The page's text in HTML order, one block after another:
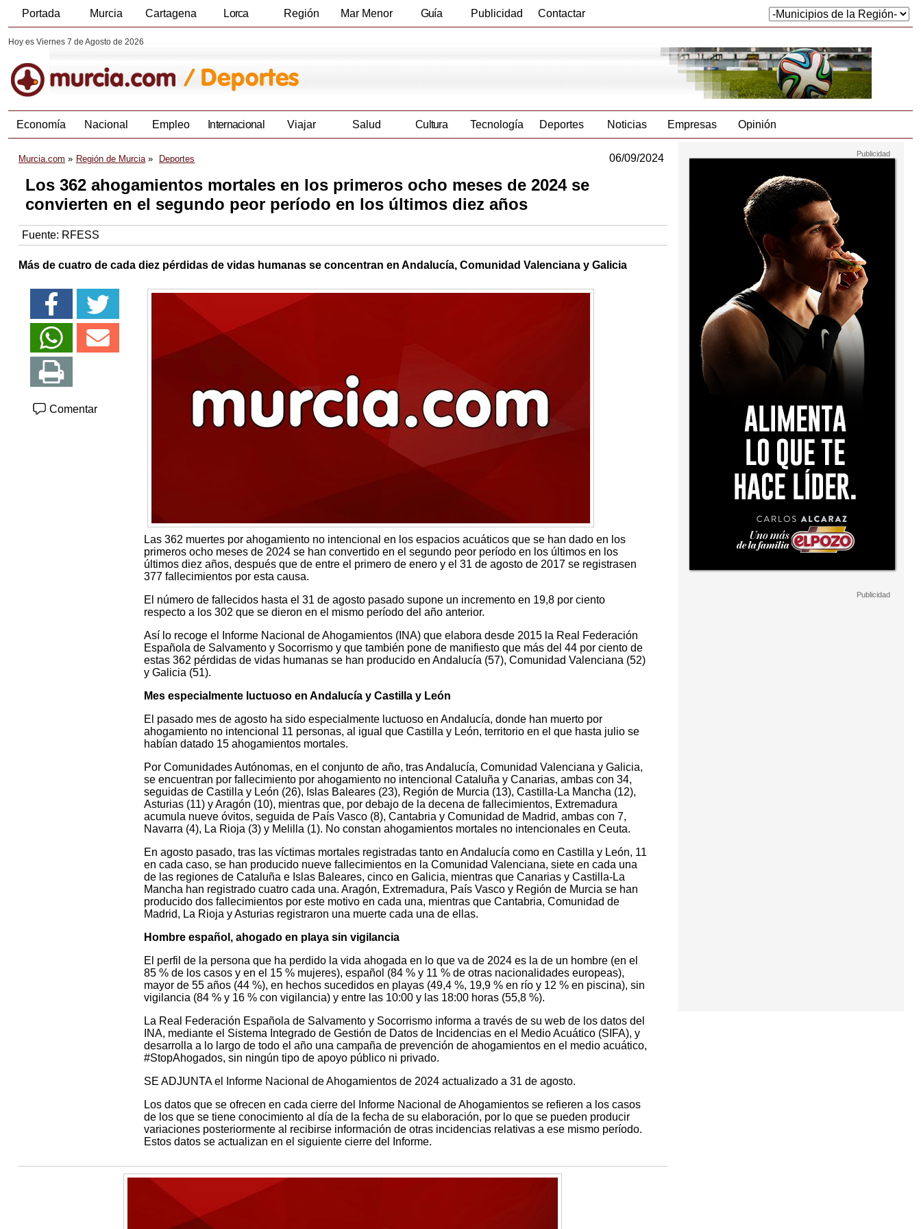
Portada Murcia Cartagena Lorca Región Mar Menor Guía Publicidad Contactar
Hoy es Viernes 7 de Agosto de 2026
Economía Nacional Empleo Internacional Viajar Salud Cultura Tecnología Deportes Noticias Empresas Opinión
Murcia.com Región de Murcia Deportes 06/09/2024
Los 362 ahogamientos mortales en los primeros ocho meses de 2024 se
convierten en el segundo peor período en los últimos diez años
Fuente: RFESS
Más de cuatro de cada diez pérdidas de vidas humanas se concentran en Andalucía, Comunidad Valenciana y Galicia
Comentar
Las 362 muertes por ahogamiento no intencional en los espacios acuáticos que se han dado en los
primeros ocho meses de 2024 se han convertido en el segundo peor período en los últimos en los
últimos diez años, después que de entre el primero de enero y el 31 de agosto de 2017 se registrasen
377 fallecimientos por esta causa.
El número de fallecidos hasta el 31 de agosto pasado supone un incremento en 19,8 por ciento
respecto a los 302 que se dieron en el mismo período del año anterior.
Así lo recoge el Informe Nacional de Ahogamientos (INA) que elabora desde 2015 la Real Federación
Española de Salvamento y Socorrismo y que también pone de manifiesto que más del 44 por ciento de
estas 362 pérdidas de vidas humanas se han producido en Andalucía (57), Comunidad Valenciana (52)
y Galicia (51).
Mes especialmente luctuoso en Andalucía y Castilla y León
El pasado mes de agosto ha sido especialmente luctuoso en Andalucía, donde han muerto por
ahogamiento no intencional 11 personas, al igual que Castilla y León, territorio en el que hasta julio se
habían datado 15 ahogamientos mortales.
Por Comunidades Autónomas, en el conjunto de año, tras Andalucía, Comunidad Valenciana y Galicia,
se encuentran por fallecimiento por ahogamiento no intencional Cataluña y Canarias, ambas con 34,
seguidas de Castilla y León (26), Islas Baleares (23), Región de Murcia (13), Castilla-La Mancha (12),
Asturias (11) y Aragón (10), mientras que, por debajo de la decena de fallecimientos, Extremadura
acumula nueve óvitos, seguida de País Vasco (8), Cantabria y Comunidad de Madrid, ambas con 7,
Navarra (4), La Rioja (3) y Melilla (1). No constan ahogamientos mortales no intencionales en Ceuta.
En agosto pasado, tras las víctimas mortales registradas tanto en Andalucía como en Castilla y León, 11
en cada caso, se han producido nueve fallecimientos en la Comunidad Valenciana, siete en cada una
de las regiones de Cataluña e Islas Baleares, cinco en Galicia, mientras que Canarias y Castilla-La
Mancha han registrado cuatro cada una. Aragón, Extremadura, País Vasco y Región de Murcia se han
producido dos fallecimientos por este motivo en cada una, mientras que Cantabria, Comunidad de
Madrid, La Rioja y Asturias registraron una muerte cada una de ellas.
Hombre español, ahogado en playa sin vigilancia
El perfil de la persona que ha perdido la vida ahogada en lo que va de 2024 es la de un hombre (en el
85 % de los casos y en el 15 % mujeres), español (84 % y 11 % de otras nacionalidades europeas),
mayor de 55 años (44 %), en hechos sucedidos en playas (49,4 %, 19,9 % en río y 12 % en piscina), sin
vigilancia (84 % y 16 % con vigilancia) y entre las 10:00 y las 18:00 horas (55,8 %).
La Real Federación Española de Salvamento y Socorrismo informa a través de su web de los datos del
INA, mediante el Sistema Integrado de Gestión de Datos de Incidencias en el Medio Acuático (SIFA), y
desarrolla a lo largo de todo el año una campaña de prevención de ahogamientos en el medio acuático,
#StopAhogados, sin ningún tipo de apoyo público ni privado.
SE ADJUNTA el Informe Nacional de Ahogamientos de 2024 actualizado a 31 de agosto.
Los datos que se ofrecen en cada cierre del Informe Nacional de Ahogamientos se refieren a los casos
de los que se tiene conocimiento al día de la fecha de su elaboración, por lo que se pueden producir
variaciones posteriormente al recibirse información de otras incidencias relativas a ese mismo período.
Estos datos se actualizan en el siguiente cierre del Informe.